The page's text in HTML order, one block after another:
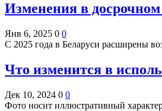
Изменения в
Янв 6, 2025 0 0
С 2025 года в Беларуси расширены
Что изменится в
Дек 10, 2024 0 0
Фото носит иллюстративный